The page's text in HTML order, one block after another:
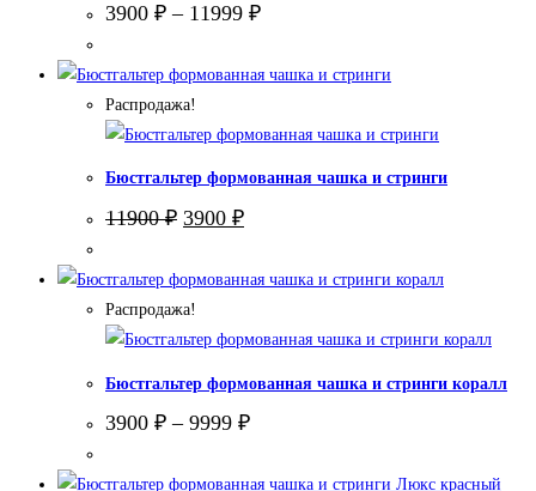
3900 ₽ – 11999 ₽
Распродажа!
Бюстгальтер формованная чашка и стринги
11900₽ Первоначальная
цена
11900 ₽.
3900 ₽Текущая
цена:
Распродажа!
Бюстгальтер формованная чашка и стринги коралл
3900 ₽ – 9999 ₽